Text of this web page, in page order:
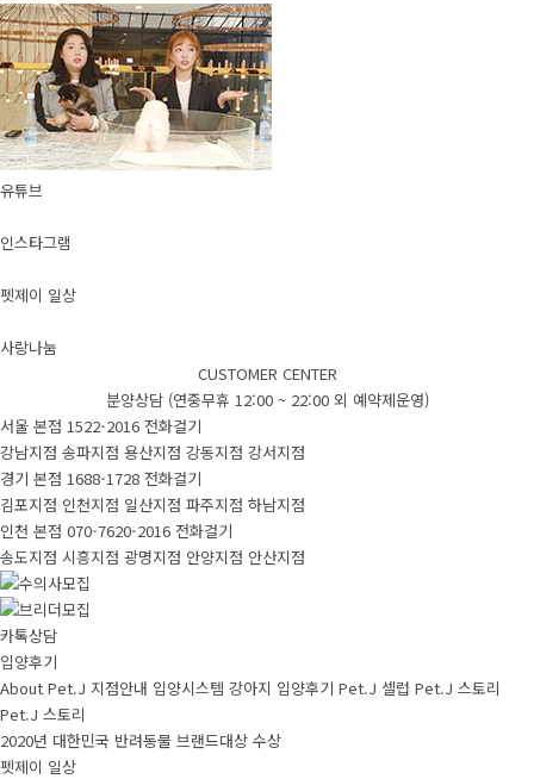
유튜브
인스타그램
펫제이 일상
사랑나눔
CUSTOMER CENTER
분양상담 (연중무휴 12:00 ~ 22:00 외 예약제운영)
서울 본점 1522-2016 전화걸기
강남지점 송파지점 용산지점 강동지점 강서지점
경기 본점 1688-1728 전화걸기
김포지점 인천지점 일산지점 파주지점 하남지점
인천 본점 070-7620-2016 전화걸기
송도지점 시흥지점 광명지점 안양지점 안산지점
카톡상담
입양후기
About Pet.J 지점안내 입양시스템 강아지 입양후기 Pet.J 셀럽 Pet.J 스토리
Pet.J 스토리
2020년 대한민국 반려동물 브랜드대상 수상
펫제이 일상